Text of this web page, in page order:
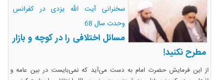
سخنرانی آیت الله یزدی در کفرانس
وحدت سال 68
مسائل اختلافی را در کوچه و بازار
مطرح نکنید!
از این فرمایش حضرت امام به دست می‌آید که نمی‌بایست در بین عامه و